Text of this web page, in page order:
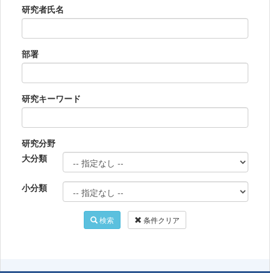
研究者氏名
部署
研究キーワード
研究分野
大分類
小分類
検索 条件クリア